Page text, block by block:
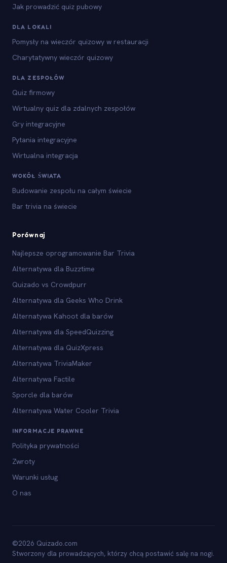
Jak prowadzić quiz pubowy
DLA LOKALI
Pomysły na wieczór quizowy w restauracji
Charytatywny wieczór quizowy
DLA ZESPOŁÓW
Quiz firmowy
Wirtualny quiz dla zdalnych zespołów
Gry integracyjne
Pytania integracyjne
Wirtualna integracja
WOKÓŁ ŚWIATA
Budowanie zespołu na całym świecie
Bar trivia na świecie
Porównaj
Najlepsze oprogramowanie Bar Trivia
Alternatywa dla Buzztime
Quizado vs Crowdpurr
Alternatywa dla Geeks Who Drink
Alternatywa Kahoot dla barów
Alternatywa dla SpeedQuizzing
Alternatywa dla QuizXpress
Alternatywa TriviaMaker
Alternatywa Factile
Sporcle dla barów
Alternatywa Water Cooler Trivia
INFORMACJE PRAWNE
Polityka prywatności
Zwroty
Warunki usług
O nas
©2026 Quizado.com
Stworzony dla prowadzących, którzy chcą postawić salę na nogi.